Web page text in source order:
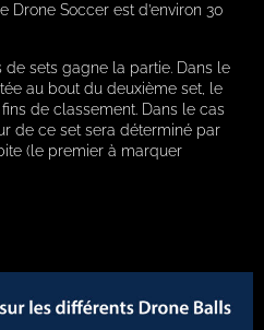
Drone Soccer est d’environ 30
de sets gagne la partie. Dans le
au bout du deuxième set, le
de classement. Dans le cas
de ce set sera déterminé par
(le premier à marquer